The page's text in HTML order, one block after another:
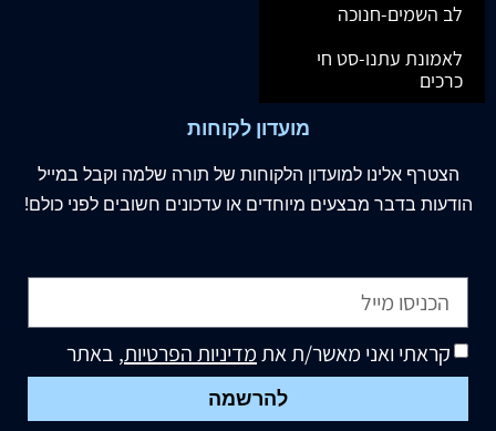
לב השמים-חנוכה
לאמונת עתנו-סט חי
כרכים
מועדון לקוחות
הצטרף אלינו למועדון הלקוחות של תורה שלמה וקבל במייל
הודעות בדבר מבצעים מיוחדים או עדכונים חשובים לפני כולם!
קראתי ואני מאשר/ת אתמדיניות הפרטיות, באתר
להרשמה